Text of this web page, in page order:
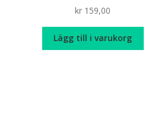
kr 159,00
Lägg till i varukorg